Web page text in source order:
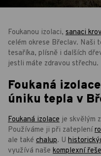
Foukanou izolaci, sanaci
celém okrese Břeclav. Naši
tesaříka, plísně i dalších
jestli máte zdravou střechu.
Foukaná
úniku tepla v
Foukaná izolace je skvělým
Používáme ji při zateplení
ale také chalup. U
využívá naše komplexní